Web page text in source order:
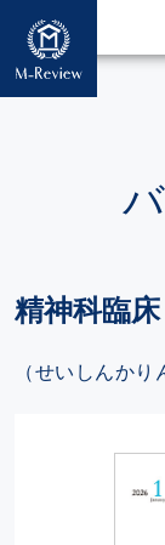
精神科臨
（せいしんか